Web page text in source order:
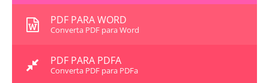
PDF PARA WORD
Converta PDF para Word
PDF PARA PDFA
Converta PDF para PDFa